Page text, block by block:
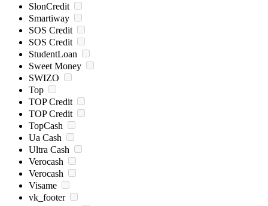
SlonCredit
Smartiway
SOS Credit
SOS Credit
StudentLoan
Sweet Money
SWIZO
Top
TOP Credit
TOP Credit
TopCash
Ua Cash
Ultra Cash
Verocash
Verocash
Visame
vk_footer